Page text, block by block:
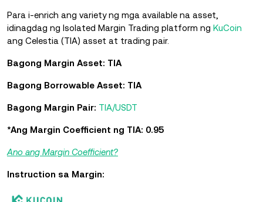
Para i-enrich ang variety ng mga available na asset,
idinagdag ng Isolated Margin Trading platform ng KuCoin
ang Celestia (TIA) asset at trading pair.
Bagong Margin Asset: TIA
Bagong Borrowable Asset: TIA
Bagong Margin Pair: TIA/USDT
*Ang Margin Coefficient ng TIA: 0.95
Ano ang Margin Coefficient?
Instruction sa Margin: